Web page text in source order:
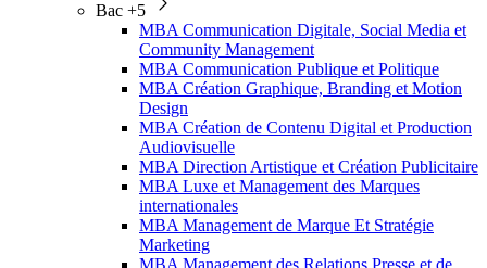
Bac +5
MBA Communication Digitale, Social Media et
Community Management
MBA Communication Publique et Politique
MBA Création Graphique, Branding et Motion
Design
MBA Création de Contenu Digital et Production
Audiovisuelle
MBA Direction Artistique et Création Publicitaire
MBA Luxe et Management des Marques
internationales
MBA Management de Marque Et Stratégie
Marketing
MBA Management des Relations Presse et de